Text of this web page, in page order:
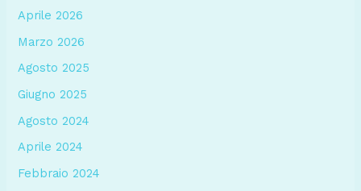
Aprile 2026
Marzo 2026
Agosto 2025
Giugno 2025
Agosto 2024
Aprile 2024
Febbraio 2024